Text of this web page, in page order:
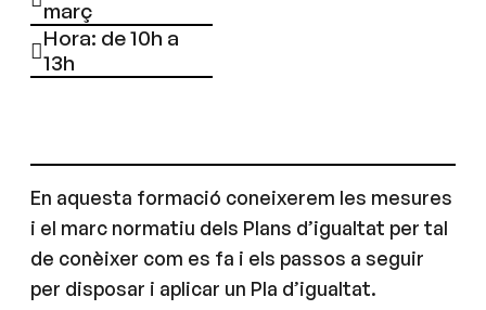
març
Hora: de 10h a
13h
En aquesta formació coneixerem les mesures
i el marc normatiu dels Plans d’igualtat per tal
de conèixer com es fa i els passos a seguir
per disposar i aplicar un Pla d’igualtat.